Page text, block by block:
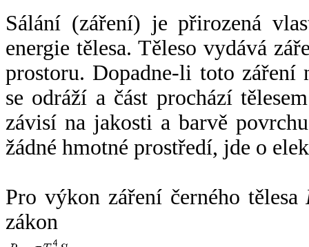
Sálání (záření) je přirozená
energie tělesa. Těleso vydává
prostoru. Dopadne-li toto záření
se odráží a část prochází
závisí na jakosti a barvě
žádné hmotné prostředí, jde o
Pro výkon záření černého tělesa
zákon